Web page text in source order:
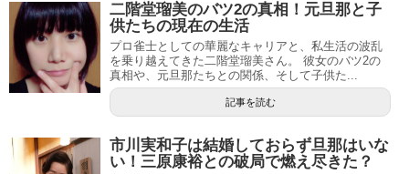
二階堂瑠美のバツ2の真相！元旦那と子
供たちの現在の生活
プロ雀士としての華麗なキャリアと、私生活の波乱
を乗り越えてきた二階堂瑠美さん。 彼女のバツ2の
真相や、元旦那たちとの関係、そして子供た...
記事を読む
市川実和子は結婚しておらず旦那はいな
い！三原康裕との破局で燃え尽きた？